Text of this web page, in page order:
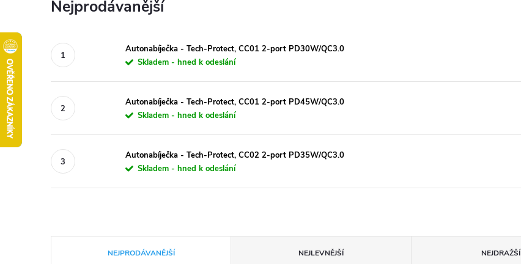
Nejprodávanější
Autonabíječka - Tech-Protect, CC01 2-port PD30W/QC3.0
Skladem - hned k odeslání
Autonabíječka - Tech-Protect, CC01 2-port PD45W/QC3.0
Skladem - hned k odeslání
Autonabíječka - Tech-Protect, CC02 2-port PD35W/QC3.0
Skladem - hned k odeslání
NEJPRODÁVANĚJŠÍ NEJLEVNĚJŠÍ NEJDRAŽŠÍ